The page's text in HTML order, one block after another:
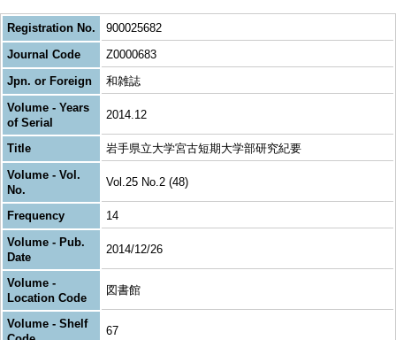
Registration No.
900025682
Journal Code
Z0000683
Jpn. or Foreign
和雑誌
Volume - Years
of Serial
2014.12
Title
岩手県立大学宮古短期大学部研究紀要
Volume - Vol.
No.
Vol.25 No.2 (48)
Frequency
14
Volume - Pub.
Date
2014/12/26
Volume -
Location Code
図書館
Volume - Shelf
67